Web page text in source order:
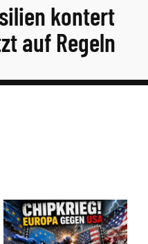
kontert
auf Regeln